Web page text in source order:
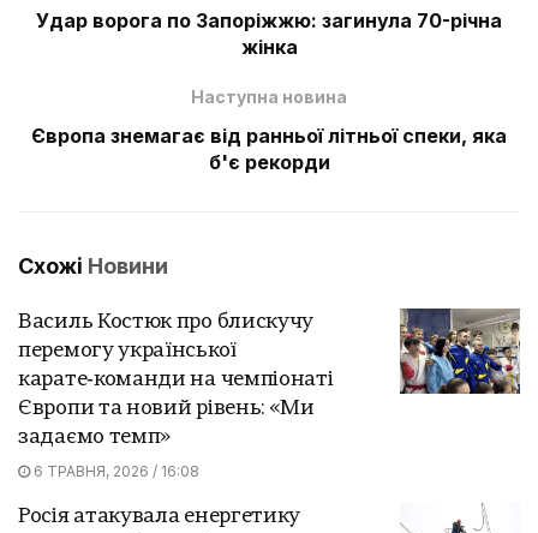
Удар ворога по Запоріжжю: загинула 70-річна
жінка
Наступна новина
Європа знемагає від ранньої літньої спеки, яка
б'є рекорди
Схожі Новини
Василь Костюк про блискучу
перемогу української
карате‑команди на чемпіонаті
Європи та новий рівень: «Ми
задаємо темп»
6 ТРАВНЯ, 2026 / 16:08
Росія атакувала енергетику